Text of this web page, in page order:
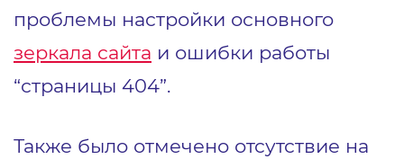
проблемы настройки основного
зеркала сайта и ошибки работы
“страницы 404”.
Также было отмечено отсутствие на